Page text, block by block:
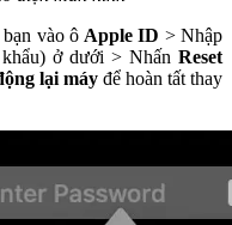
vào ô Apple ID > Nhập
ở dưới > NhấnReset
lại máy để hoàn tất thay